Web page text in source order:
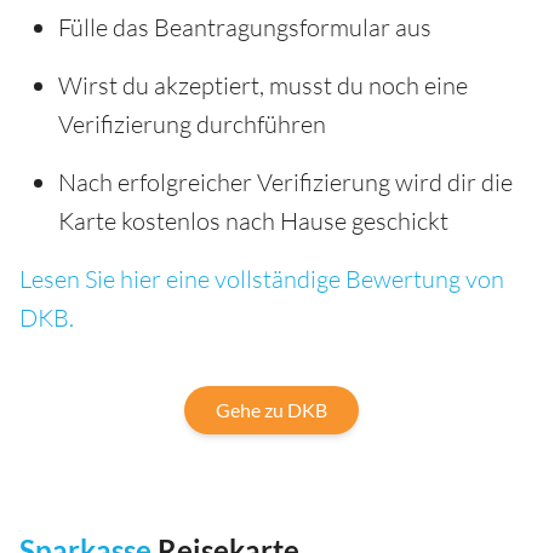
Fülle das Beantragungsformular aus
Wirst du akzeptiert, musst du noch eine
Verifizierung durchführen
Nach erfolgreicher Verifizierung wird dir die
Karte kostenlos nach Hause geschickt
Lesen Sie hier eine vollständige Bewertung von
DKB.
Gehe zu DKB